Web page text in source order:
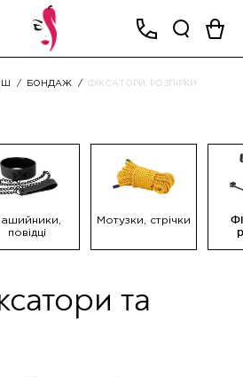
БОНДАЖ ФІКСАТОРИ, РОЗПІРКИ
повідці
Мотузки, стрічки
та